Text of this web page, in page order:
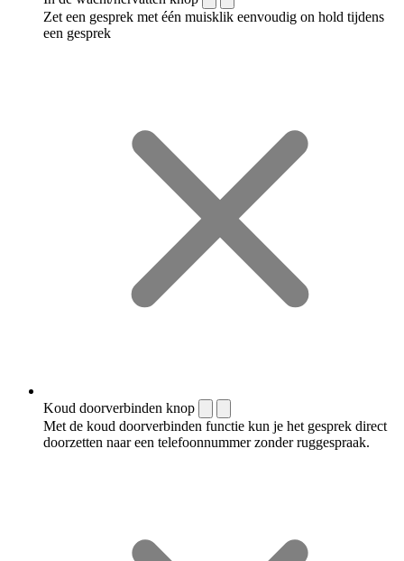
Zet een gesprek met één muisklik eenvoudig on hold tijdens
een gesprek
Koud doorverbinden knop
Met de koud doorverbinden functie kun je het gesprek direct
doorzetten naar een telefoonnummer zonder ruggespraak.